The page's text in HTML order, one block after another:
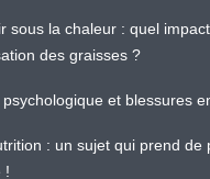
sous la chaleur : quel
des graisses ?
psychologique et blessures
: un sujet qui prend de
!